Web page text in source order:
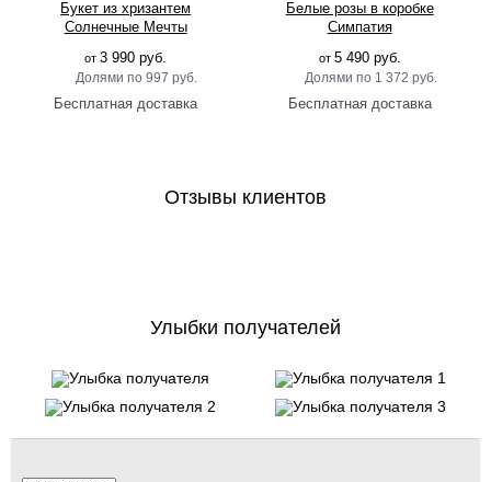
Букет из хризантем
Солнечные Мечты
от3 990 руб.
997 руб.
Белые розы в коробке
Симпатия
от 5 490 руб.
1 372 руб.
Отзывы клиентов
Улыбки получателей